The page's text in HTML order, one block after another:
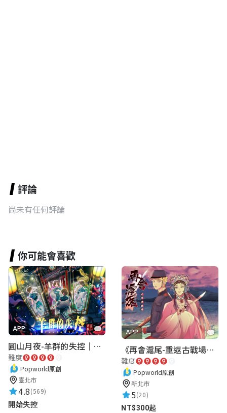
評論
尚未有任何評論
你可能會喜歡
APP
圓山月夜-羊群的失控｜圓山飯店 ARG實境解謎遊戲
難度
Popworld原創
臺北市
4.8(569)
開始失控
APP
《再會滬尾-重返古戰場》｜淡水老街實境遊戲｜實體遊戲盒
難度
Popworld原創
新北市
5(20)
NT$300起